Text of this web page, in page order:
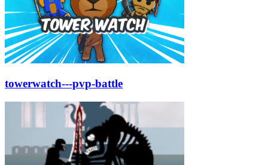
towerwatch---pvp-battle